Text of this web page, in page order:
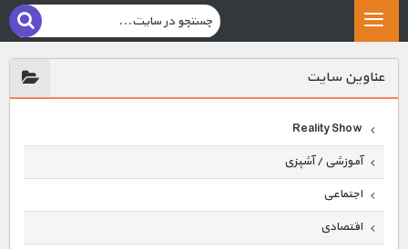
عناوين سايت
Reality Show
آموزشی / آشپزی
اجتماعی
اقتصادی